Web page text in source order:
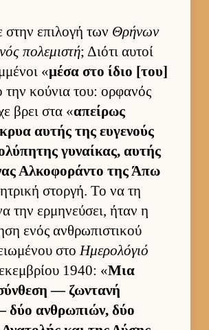
στην επιλογή των Θρήνων
πολεμιστή; Διότι αυ­τοί
«μέσα στο ίδιο [του]
την κού­νια του: ορ­φανός
βρει στα «απεί­ρως
αυ­τής της ευ­γενούς
γυναί­κας, αυ­τής
Αλ­κοφοράντο της Άπω
στορ­γή. Το να τη
την ερ­μηνεύ­σει, ήταν η
ενός αν­θρωπιστικού
στοΗμερολόγιό
1940: «Μια
— ζωντανή
δύο αν­θρωπιών, δύο